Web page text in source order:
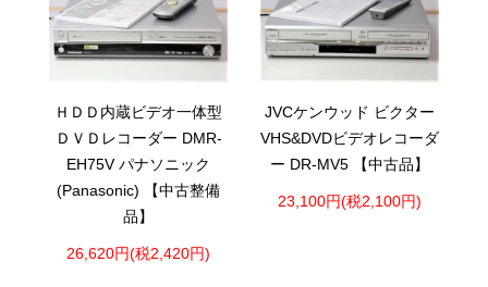
ＨＤＤ内蔵ビデオ一体型
ＤＶＤレコーダー DMR-
EH75V パナソニック
(Panasonic) 【中古整備
品】
26,620円(税2,420円)
JVCケンウッド ビクター
VHS&DVDビデオレコーダ
ー DR-MV5 【中古品】
23,100円(税2,100円)